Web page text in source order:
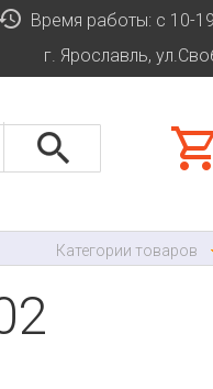
Время работы: с 10-
г. Ярославль,
Категории товаров